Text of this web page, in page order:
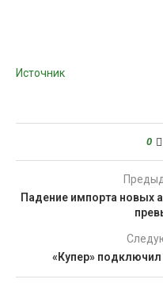
Источник
0
Падение импорта новых
«Купер» подключил